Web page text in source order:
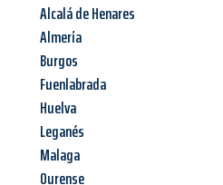
Alcalá de Henares
Almería
Burgos
Fuenlabrada
Huelva
Leganés
Malaga
Ourense